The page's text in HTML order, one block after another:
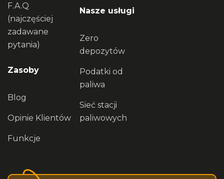
F.A.Q
(najczęściej
zadawane
pytania)
Zasoby
Blog
Opinie Klientów
Funkcje
Nasze usługi
Zero
depozytów
Podatki od
paliwa
Sieć stacji
paliwowych